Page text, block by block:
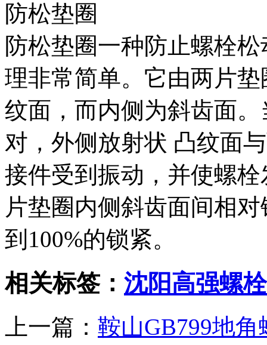
防松垫圈
防松垫圈一种防止螺栓
理非常简单。它由两片
纹面，而内侧为斜齿面
对，外侧放射状 凸纹面
接件受到振动，并使螺
片垫圈内侧斜齿面间相
到100%的锁紧。
相关标签： 沈阳高强螺栓
上一篇： 鞍山GB799地角